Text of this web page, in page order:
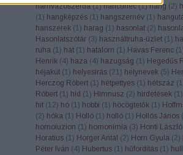
hamvazószerda (1) hancúrléc (1) hang (2)
(1) hangképzés (1) hangszernév (1)
hanszerek (1) harag (1) hasonlat (2)
Hasonlatszótár (3) használtruha-üzlet (1)
ruha (1) hát (1) hatalom (1) Havas Ferenc (1
Henrik (4) haza (4) hazugság (1) Hegedűs
héjakút (1) helyesírás (21) helynevek (5)
Herczog Róbert (1) hétpettyes (1) hétszáz (1
Róbert (1) híd (1) Himnusz (2) hirdetések (1)
hit (12) hó (1) hobbi (1) höcögtetők (1)
(2) hóka (1) Holló (1) holló (1) Hollós János (
homoiuzion (1) homonímia (3) Honti László
Horatius (1) Horger Antal (2) Horn Gyula (2)
Péter Iván (4) Hubertus (1) hűfordítás (1) hull